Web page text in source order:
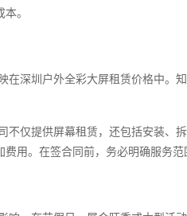
。
深圳户外全彩大屏租赁价格中。
仅提供屏幕租赁，还包括安装、
用。在签合同前，务必明确服务范